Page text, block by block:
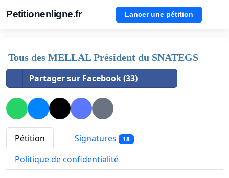
Petitionenligne.fr Lancer une pétition
Tous des MELLAL Président du SNATEGS
Partager sur Facebook (33)
Pétition Signatures 18
Politique de confidentialité